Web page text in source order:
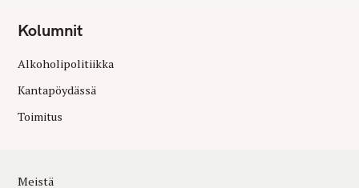
Kolumnit
Alkoholipolitiikka
Kantapöydässä
Toimitus
Meistä